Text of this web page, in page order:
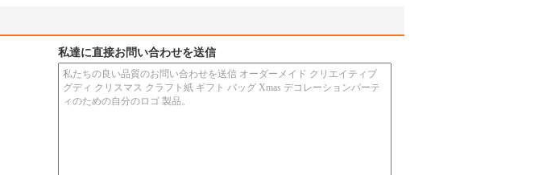
私達に直接お問い合わせを送信